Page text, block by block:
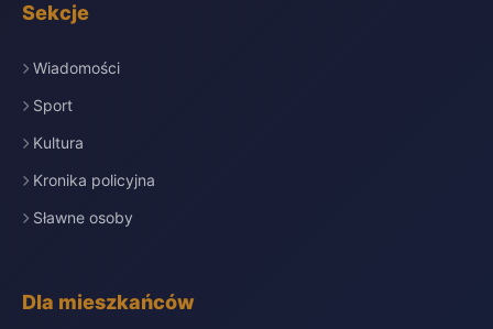
Sekcje
Wiadomości
Sport
Kultura
Kronika policyjna
Sławne osoby
Dla mieszkańców